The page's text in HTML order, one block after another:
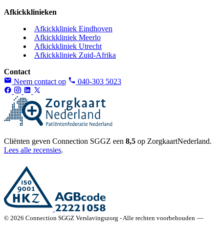
Afkickklinieken
Afkickkliniek Eindhoven
Afkickkliniek Meerlo
Afkickkliniek Utrecht
Afkickkliniek Zuid-Afrika
Contact
Neem contact op
040-303 5023
Cliënten geven Connection SGGZ een 8,5 op ZorgkaartNederland.
Lees alle recensies.
© 2026 Connection SGGZ Verslavingszorg - Alle rechten voorbehouden —